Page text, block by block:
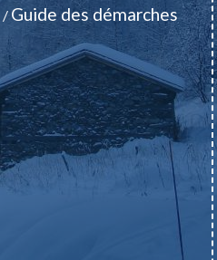
/ Guide des démarches